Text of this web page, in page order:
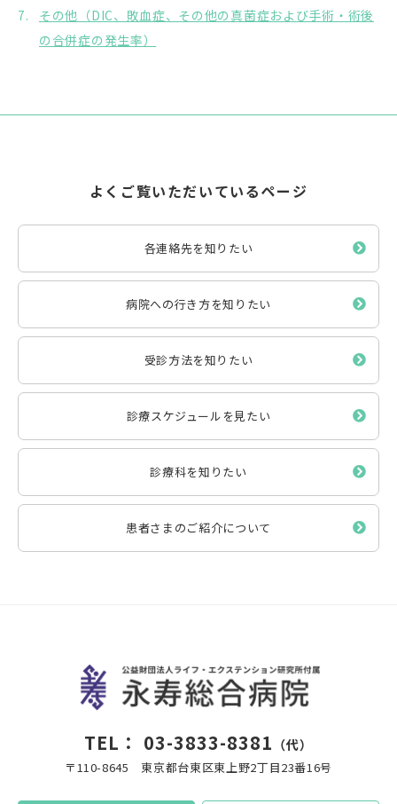
その他（DIC、敗血症、その他の真菌症および手術・術後
の合併症の発生率）
よくご覧いただいているページ
各連絡先を知りたい
病院への行き方を知りたい
受診方法を知りたい
診療スケジュールを見たい
診療科を知りたい
患者さまのご紹介について
TEL： 03-3833-8381 （代）
〒110-8645 東京都台東区東上野2丁目23番16号